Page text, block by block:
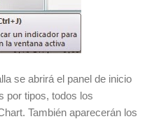
se abrirá el panel de inicio
por tipos, todos los
También aparecerán los